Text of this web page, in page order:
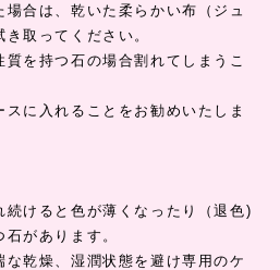
合は、乾いた柔らかい布（ジュ
取ってください。
を持つ石の場合割れてしまうこ
に入れることをお勧めいたしま
続けると色が薄くなったり（退色)
があります。
乾燥、湿潤状態を避け専用のケ